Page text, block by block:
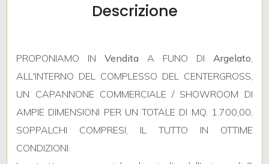
Descrizione
PROPONIAMO INVendita A FUNO DI Argelato,
ALL'INTERNO DEL COMPLESSO DEL CENTERGROSS,
UN CAPANNONE COMMERCIALE / SHOWROOM DI
AMPIE DIMENSIONI PER UN TOTALE DI MQ. 1.700,00,
SOPPALCHI COMPRESI, IL TUTTO IN OTTIME
CONDIZIONI.
2
3
4